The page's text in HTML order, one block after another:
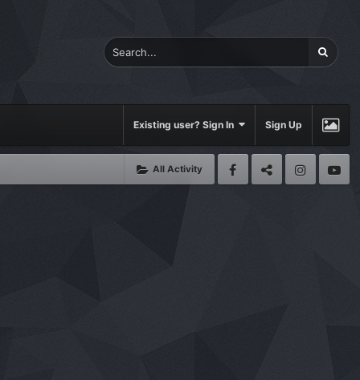
Existing user? Sign In Sign Up
All Activity